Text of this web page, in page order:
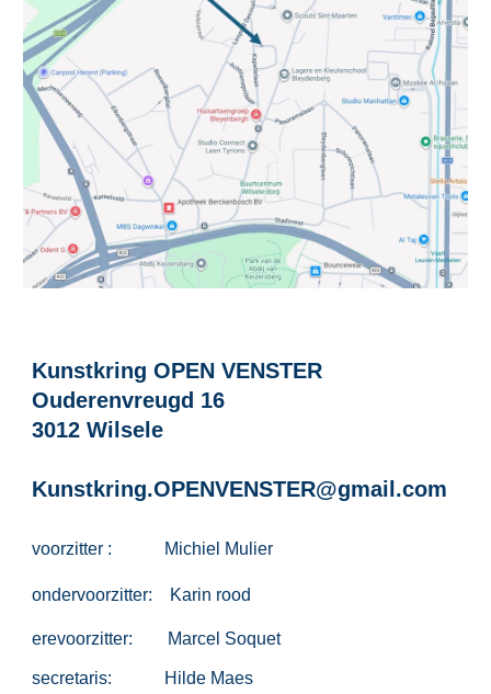
Kunstkring OPEN VENSTER
Ouderenvreugd 16
3012 Wilsele
Kunstkring.OPENVENSTER@gmail.com
voorzitter : Michiel Mulier
ondervoorzitter: Karin rood
erevoorzitter: Marcel Soquet
secretaris: Hilde Maes